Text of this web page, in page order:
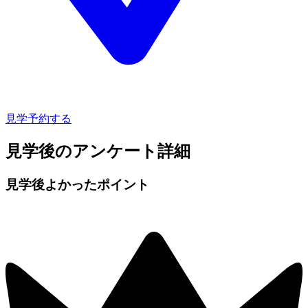
見学予約する
見学後のアンケート詳細
見学後よかったポイント